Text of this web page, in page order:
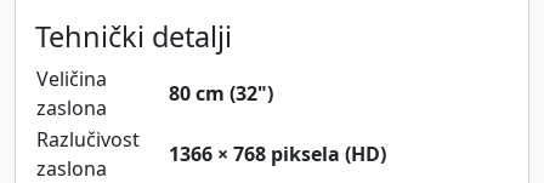
Tehnički detalji
Veličina
zaslona
80 cm (32")
Razlučivost
zaslona
1366 × 768 piksela (HD)